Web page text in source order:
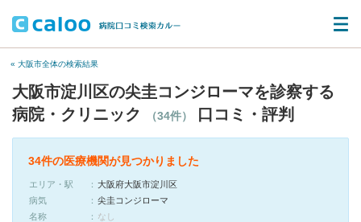
« 大阪市全体の検索結果
大阪市淀川区の尖圭コンジローマを診察する
病院・クリニック
（34件） 口コミ・評判
34件の医療機関が見つかりました
エリア・駅
大阪府大阪市淀川区
病気
尖圭コンジローマ
名称
なし